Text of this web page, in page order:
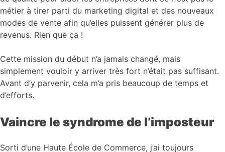
métier à tirer parti du marketing digital et des nouveaux
modes de vente afin qu’elles puissent générer plus de
revenus. Rien que ça !
Cette mission du début n’a jamais changé, mais
simplement vouloir y arriver très fort n’était pas suffisant.
Avant d’y parvenir, cela m’a pris beaucoup de temps et
d’efforts.
Vaincre le syndrome de l’imposteur
Sorti d’une Haute École de Commerce, j’ai toujours